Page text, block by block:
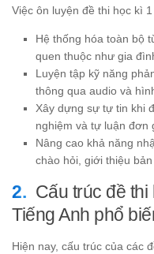
Việc ôn luyện đề thi học kì
Hệ thống hóa toàn bộ
quen thuộc như gia
Luyện tập kỹ năng
thông qua audio và
Xây dựng sự tự tin khi
nghiệm và tự luận đơn
Nâng cao khả năng
chào hỏi, giới thiệu bản
Cấu trúc đề
Tiếng Anh phổ
Hiện nay, cấu trúc của các